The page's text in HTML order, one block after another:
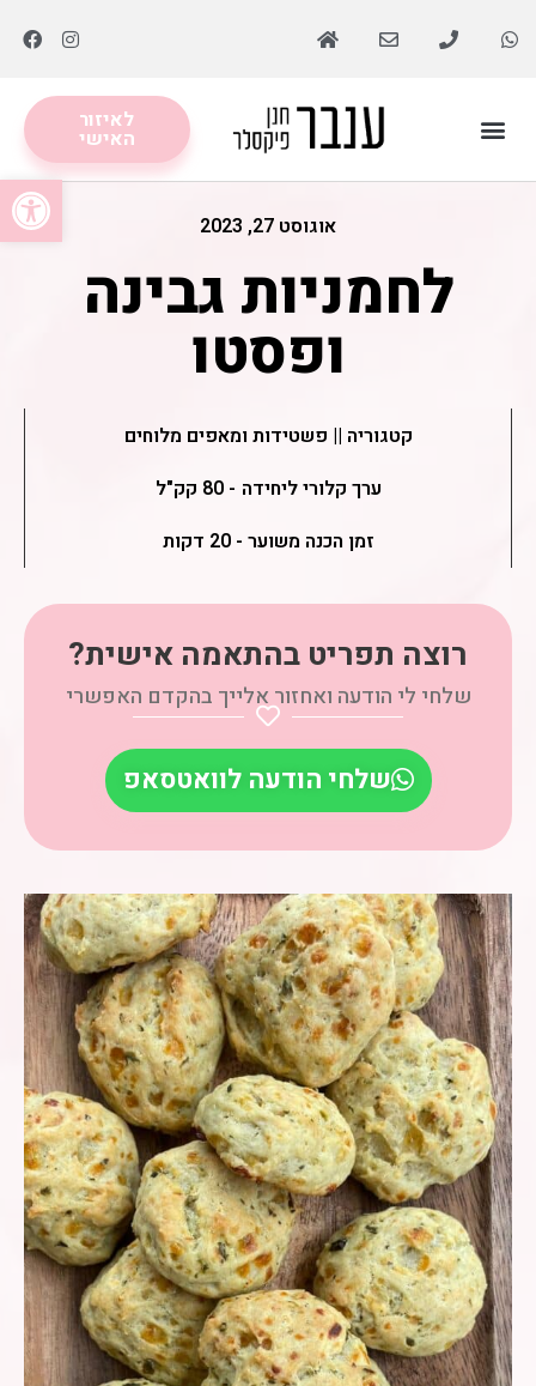
לאיזור
האישי
אוגוסט 27, 2023
לחמניות גבינה
ופסטו
קטגוריה || פשטידות ומאפים מלוחים
ערך קלורי ליחידה - 80 קק"ל
זמן הכנה משוער - 20 דקות
רוצה תפריט בהתאמה אישית?
שלחי לי הודעה ואחזור אלייך בהקדם האפשרי
שלחי הודעה לוואטסאפ
פתח